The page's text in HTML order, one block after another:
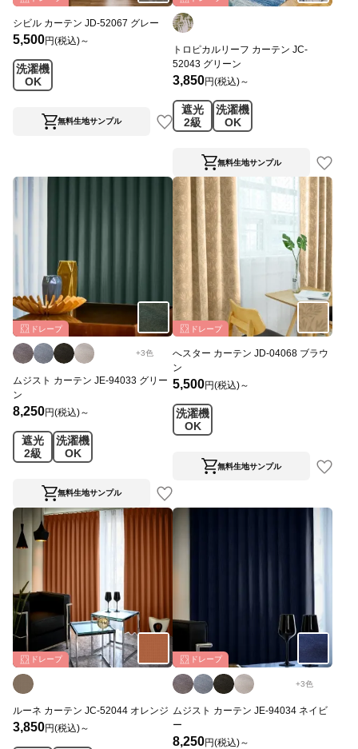
シビル カーテン JD-52067 グレー
5,500円(税込)～
洗濯機
OK
無料生地サンプル
トロピカルリーフ カーテン JC-
52043 グリーン
3,850円(税込)～
遮光
2級
洗濯機
OK
無料生地サンプル
ドレープ
+3色
ムジスト カーテン JE-94033 グリー
ン
8,250円(税込)～
遮光
2級
洗濯機
OK
無料生地サンプル
ドレープ
へスター カーテン JD-04068 ブラウ
ン
5,500円(税込)～
洗濯機
OK
無料生地サンプル
ドレープ
ルーネ カーテン JC-52044 オレンジ
3,850円(税込)～
ドレープ
+3色
ムジスト カーテン JE-94034 ネイビ
ー
8,250円(税込)～